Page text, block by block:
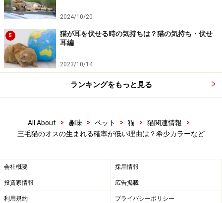
オス三毛が生まれにくい理由はオレンジの
遺伝子に秘密あり
人間も猫も同じですが、染色体は基本ペアで、父親と母
親からそれぞれひとつずつもらってきます。性染色体に
します。
ーの遺伝子をもらってき、その組み合わせで猫の毛色が
決まります。通常、猫の毛色を決定する遺伝子は、常染
色体上にありますが、オレンジ（O遺伝子・大文字のオ
ー）だけは特殊で、伴性遺伝子と呼ばれX染色体上にし
2024/10/20
5
猫が耳を伏せる時の気持ちは？猫の気持ち・伏せ
耳編
2023/10/14
ランキングをもっと見る
All About > 趣味 > ペット > 猫 > 猫関連情報
>
三毛猫のオスの生まれる確率が低い理由は？希少カラーなど
会社概要 採用情報
投資家情報 広告掲載
利用規約 プライバシーポリシー